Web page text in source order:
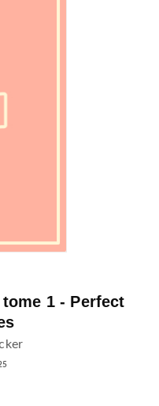
1 - Perfect